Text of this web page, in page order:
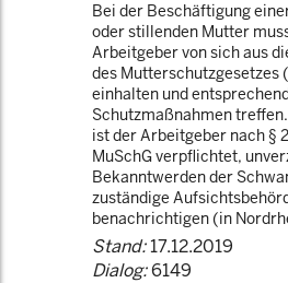
Bei der Beschäftigung
oder stillenden Mutter
Arbeitgeber von sich aus
des Mutterschutzgesetzes
einhalten und
Schutzmaßnahmen
ist der Arbeitgeber nach §
MuSchG verpflichtet,
Bekanntwerden der
zuständige
benachrichtigen (in
Stand:17.12.2019
Dialog:6149